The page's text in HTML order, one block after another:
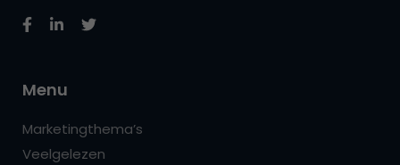
Menu
Marketingthema’s
Veelgelezen